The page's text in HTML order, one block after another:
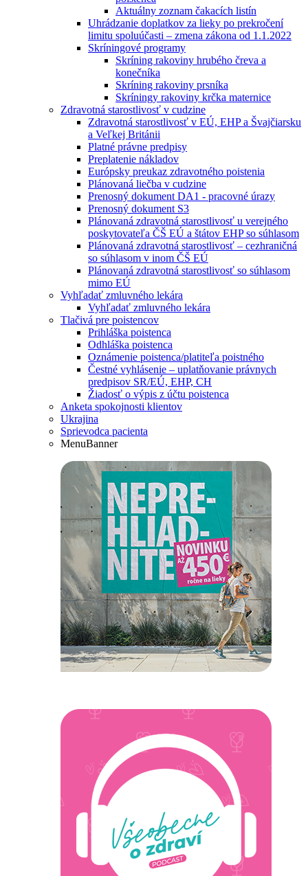
Aktuálny zoznam čakacích listín
Uhrádzanie doplatkov za lieky po prekročení
limitu spoluúčasti – zmena zákona od 1.1.2022
Skríningové programy
Skríning rakoviny hrubého čreva a
konečníka
Skríning rakoviny prsníka
Skríningy rakoviny krčka maternice
Zdravotná starostlivosť v cudzine
Zdravotná starostlivosť v EÚ, EHP a Švajčiarsku
a Veľkej Británii
Platné právne predpisy
Preplatenie nákladov
Európsky preukaz zdravotného poistenia
Plánovaná liečba v cudzine
Prenosný dokument DA1 - pracovné úrazy
Prenosný dokument S3
Plánovaná zdravotná starostlivosť u verejného
poskytovateľa ČŠ EÚ a štátov EHP so súhlasom
Plánovaná zdravotná starostlivosť – cezhraničná
so súhlasom v inom ČŠ EÚ
Plánovaná zdravotná starostlivosť so súhlasom
mimo EÚ
Vyhľadať zmluvného lekára
Vyhľadať zmluvného lekára
Tlačivá pre poistencov
Prihláška poistenca
Odhláška poistenca
Oznámenie poistenca/platiteľa poistného
Čestné vyhlásenie – uplatňovanie právnych
predpisov SR/EÚ, EHP, CH
Žiadosť o výpis z účtu poistenca
Anketa spokojnosti klientov
Ukrajina
Sprievodca pacienta
MenuBanner